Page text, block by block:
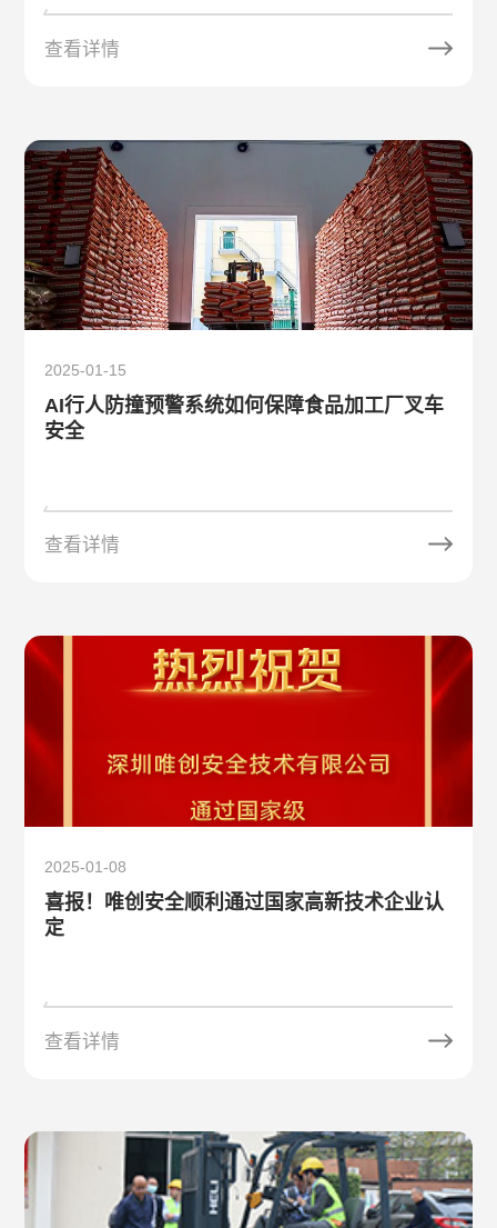
查看详情
2025-01-15
AI行人防撞预警系统如何保障食品加工厂叉车
安全
查看详情
2025-01-08
喜报！唯创安全顺利通过国家高新技术企业认
定
查看详情